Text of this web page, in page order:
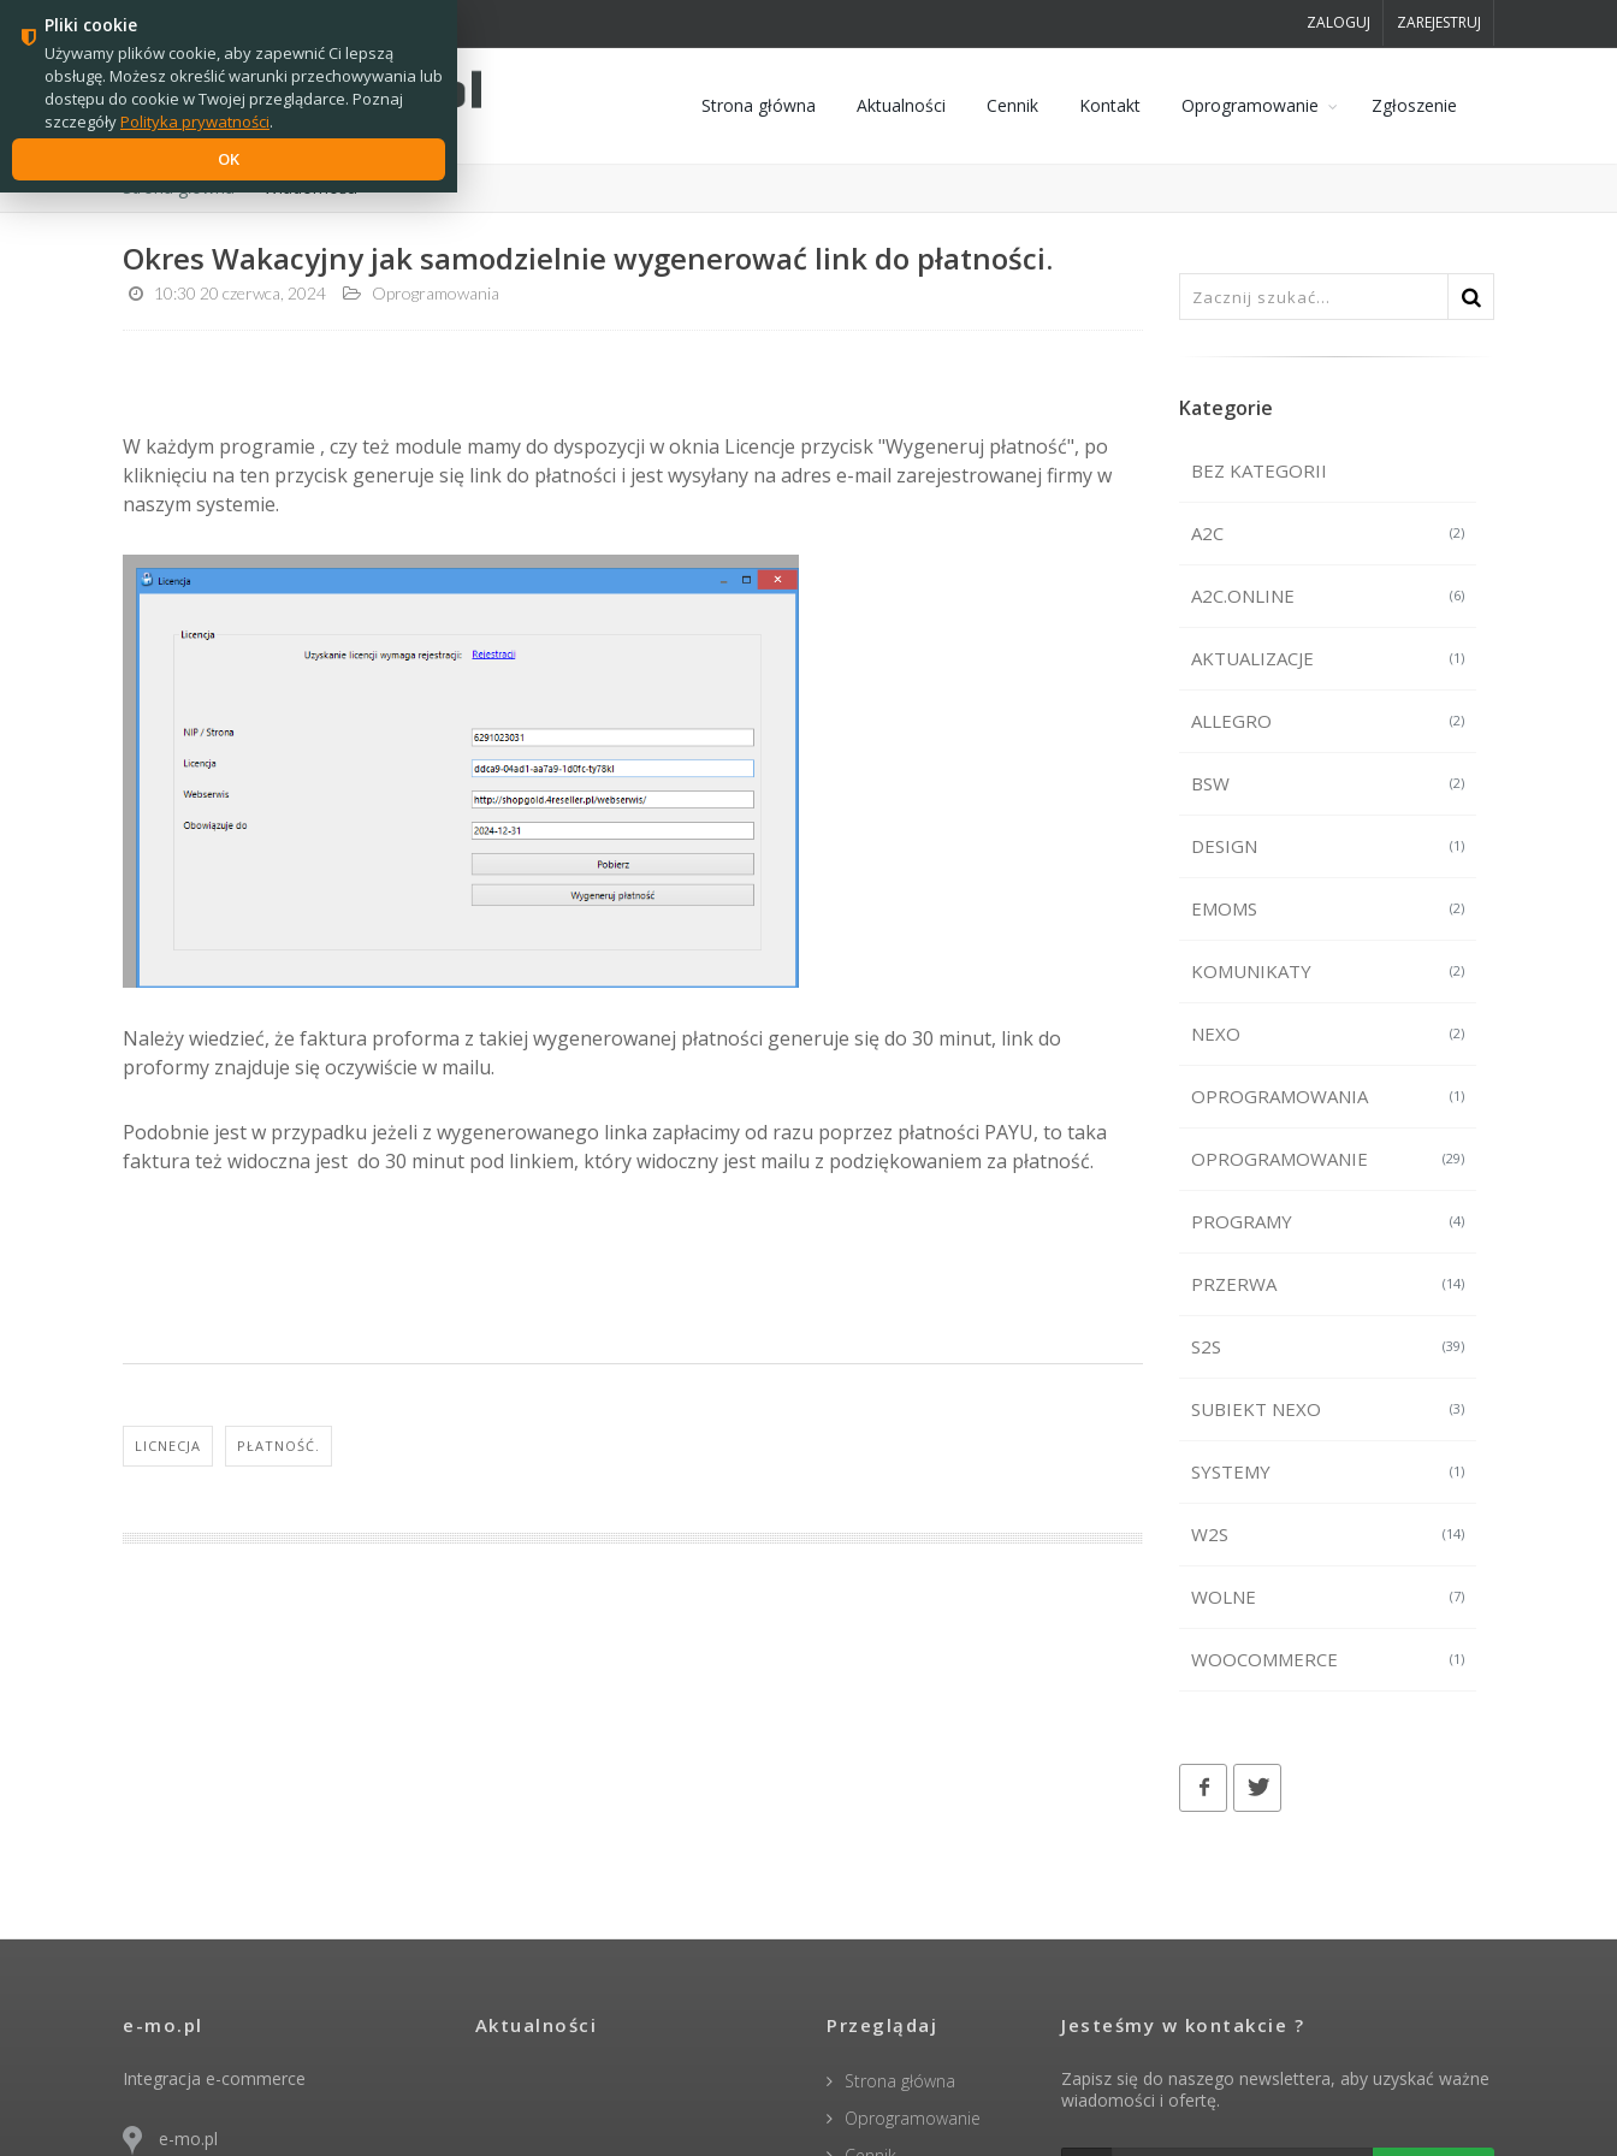
ZALOGUJ ZAREJESTRUJ
Strona główna Aktualności Cennik Kontakt Oprogramowanie Zgłoszenie
Strona główna › Wiadomości
Okres Wakacyjny jak samodzielnie wygenerować link do płatności.
10:30 20 czerwca, 2024 Oprogramowania
W każdym programie , czy też module mamy do dyspozycji w oknia Licencje przycisk "Wygeneruj płatność", po
kliknięciu na ten przycisk generuje się link do płatności i jest wysyłany na adres e-mail zarejestrowanej firmy w
naszym systemie.
Należy wiedzieć, że faktura proforma z takiej wygenerowanej płatności generuje się do 30 minut, link do
proformy znajduje się oczywiście w mailu.
Podobnie jest w przypadku jeżeli z wygenerowanego linka zapłacimy od razu poprzez płatności PAYU, to taka
faktura też widoczna jest do 30 minut pod linkiem, który widoczny jest mailu z podziękowaniem za płatność.
LICNECJA PŁATNOŚĆ.
Kategorie
BEZ KATEGORII
(2)
A2C
(6)
A2C.ONLINE
(1)
AKTUALIZACJE
(2)
ALLEGRO
(2)
BSW
(1)
DESIGN
(2)
EMOMS
(2)
KOMUNIKATY
(2)
NEXO
(1)
OPROGRAMOWANIA
(29)
OPROGRAMOWANIE
(4)
PROGRAMY
(14)
PRZERWA
(39)
S2S
(3)
SUBIEKT NEXO
(1)
SYSTEMY
(14)
W2S
(7)
WOLNE
(1)
WOOCOMMERCE
e-mo.pl
Integracja e-commerce
e-mo.pl
Aktualności Przeglądaj
Strona główna
Oprogramowanie
Jesteśmy w kontakcie ?
Zapisz się do naszego newslettera, aby uzyskać ważne
wiadomości i ofertę.
Pliki cookie
Używamy plików cookie, aby zapewnić Ci lepszą
obsługę. Możesz określić warunki przechowywania lub
dostępu do cookie w Twojej przeglądarce. Poznaj
szczegółyPolityka prywatności.
OK